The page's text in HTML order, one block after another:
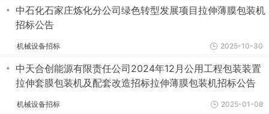
・ 中石化石家庄炼化分公司绿色转型发展项目拉伸薄膜包装机
招标公告
机械设备招标 2025-10-30
・ 中天合创能源有限责任公司2024年12月公用工程包装装置
拉伸套膜包装机及配套改造招标拉伸薄膜包装机招标公告
机械设备招标 2025-01-08